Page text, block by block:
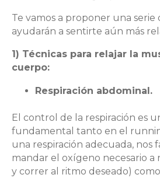
Te vamos a proponer una
ayudarán a sentirte aún más
1) Técnicas para relajar la
cuerpo:
Respiración abdominal.
El control de la respiración es
fundamental tanto en el
una respiración adecuada, nos
mandar el oxígeno necesario a
y correr al ritmo deseado)